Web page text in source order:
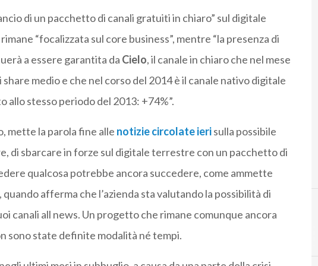
di un pacchetto di canali gratuiti in chiaro” sul digitale
“focalizzata sul core business”, mentre “la presenza di
a essere garantita da Cielo, il canale in chiaro che nel mese
medio e che nel corso del 2014 è il canale nativo digitale
stesso periodo del 2013: +74%”.
mette la parola fine alle notizie circolate ierisulla possibile
di sbarcare in forze sul digitale terrestre con un pacchetto di
qualcosa potrebbe ancora succedere, come ammette
, quando afferma che l’azienda sta valutando la possibilità di
canali all news. Un progetto che rimane comunque ancora
sono state definite modalità né tempi.